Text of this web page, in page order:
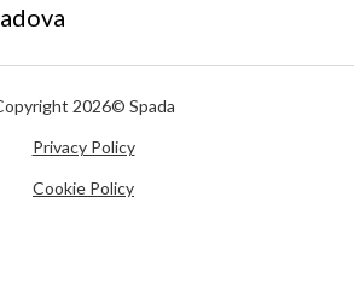
2026© Spada
Privacy Policy
Cookie Policy